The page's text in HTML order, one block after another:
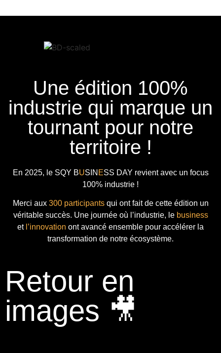
Une édition 100%
industrie qui marque un
tournant pour notre
territoire !
En 2025, le SQY BUSIN ESS DAY revient avec un focus
100% industrie !
Merci aux 300 participantsqui ont fait de cette édition un
véritable succès. Une journée où l’industrie, le business
et l’innovation ont avancé ensemble pour accélérer la
transformation de notre écosystème.
Retour en
images 🎥